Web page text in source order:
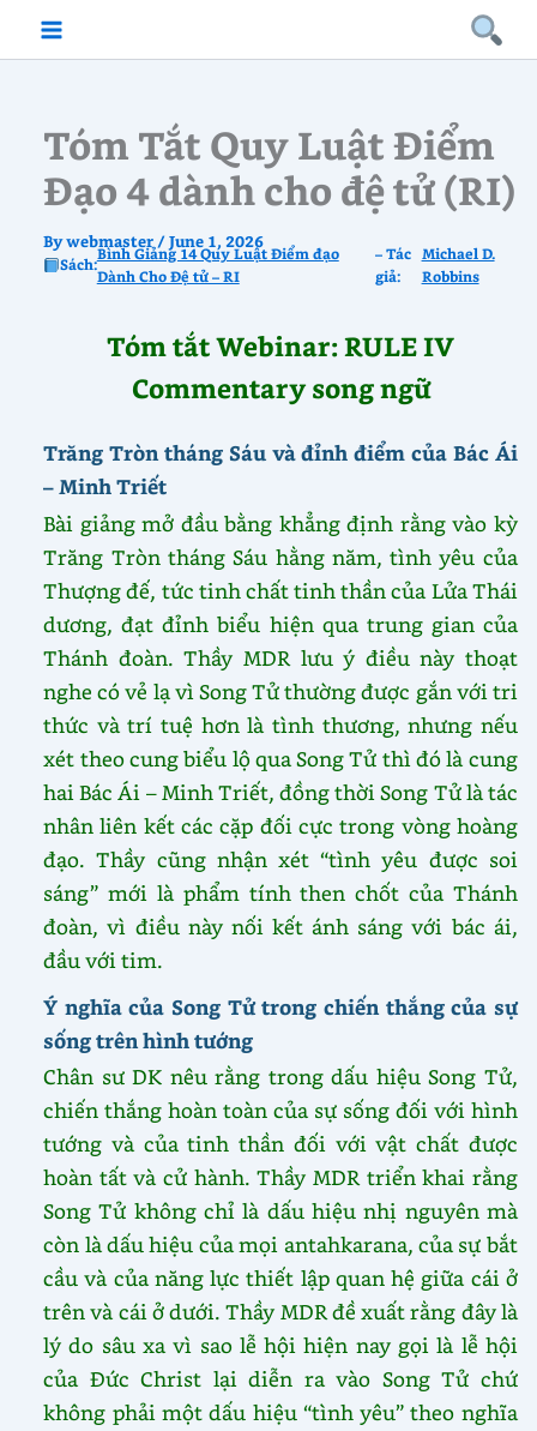
Tóm Tắt Quy Luật Điểm
Đạo 4 dành cho đệ tử (RI)
Bywebmaster /June 1, 2026
Sách:
Bình Giảng 14 Quy Luật Điểm đạo
Dành Cho Đệ tử – RI
– Tác
giả:
Michael D.
Robbins
Tóm tắt Webinar: RULE IV
Commentary song ngữ
Trăng Tròn tháng Sáu và đỉnh điểm của Bác Ái
– Minh Triết
Bài giảng mở đầu bằng khẳng định rằng vào kỳ
Trăng Tròn tháng Sáu hằng năm, tình yêu của
Thượng đế, tức tinh chất tinh thần của Lửa Thái
dương, đạt đỉnh biểu hiện qua trung gian của
Thánh đoàn. Thầy MDR lưu ý điều này thoạt
nghe có vẻ lạ vì Song Tử thường được gắn với tri
thức và trí tuệ hơn là tình thương, nhưng nếu
xét theo cung biểu lộ qua Song Tử thì đó là cung
hai Bác Ái – Minh Triết, đồng thời Song Tử là tác
nhân liên kết các cặp đối cực trong vòng hoàng
đạo. Thầy cũng nhận xét “tình yêu được soi
sáng” mới là phẩm tính then chốt của Thánh
đoàn, vì điều này nối kết ánh sáng với bác ái,
đầu với tim.
Ý nghĩa của Song Tử trong chiến thắng của sự
sống trên hình tướng
Chân sư DK nêu rằng trong dấu hiệu Song Tử,
chiến thắng hoàn toàn của sự sống đối với hình
tướng và của tinh thần đối với vật chất được
hoàn tất và cử hành. Thầy MDR triển khai rằng
Song Tử không chỉ là dấu hiệu nhị nguyên mà
còn là dấu hiệu của mọi antahkarana, của sự bắt
cầu và của năng lực thiết lập quan hệ giữa cái ở
trên và cái ở dưới. Thầy MDR đề xuất rằng đây là
lý do sâu xa vì sao lễ hội hiện nay gọi là lễ hội
của Đức Christ lại diễn ra vào Song Tử chứ
không phải một dấu hiệu “tình yêu” theo nghĩa